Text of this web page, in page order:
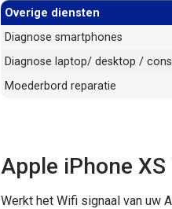
Overige diensten
Diagnose smartphones
Diagnose laptop/ desktop /
Moederbord reparatie
Apple iPhone
Werkt het Wifi signaal van uw